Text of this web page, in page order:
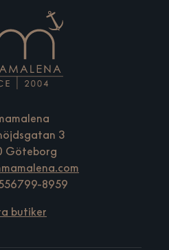
3
Göteborg
8959
butiker